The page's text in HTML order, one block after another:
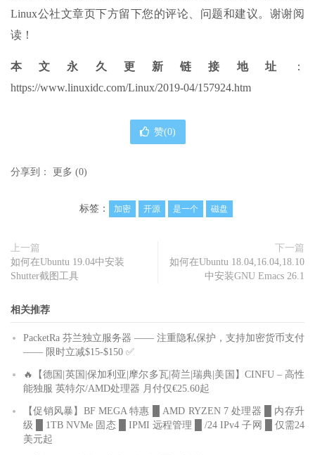
Linux公社文章页下方留下您的评论、问题和建议。谢谢阅
读！
本文永久更新链接地址
：
https://www.linuxidc.com/Linux/2019-04/157924.htm
赞(0)
分享到： 更多 (0)
标签： 加密 开源 是一个 磁盘
上一篇
如何在Ubuntu 19.04中安装
Shutter截图工具
下一篇
如何在Ubuntu 18.04,16.04,18.10
中安装GNU Emacs 26.1
相关推荐
PacketRa 芬兰独立服务器 —— 注重隐私保护，支持加密货币支付
—— 限时立减$15-$150 ✅
🔥【德国|英国|保加利亚|摩尔多瓦|荷兰|瑞典|美国】CINFU – 高性
能独服 英特尔/AMD处理器 月付仅€25.60起
【促销风暴】BF MEGA 特惠 █ AMD RYZEN 7 处理器 █ 内存升
级 █ 1TB NVMe 固态 █ IPMI 远程管理 █ /24 IPv4 子网 █ 仅需24
美元起